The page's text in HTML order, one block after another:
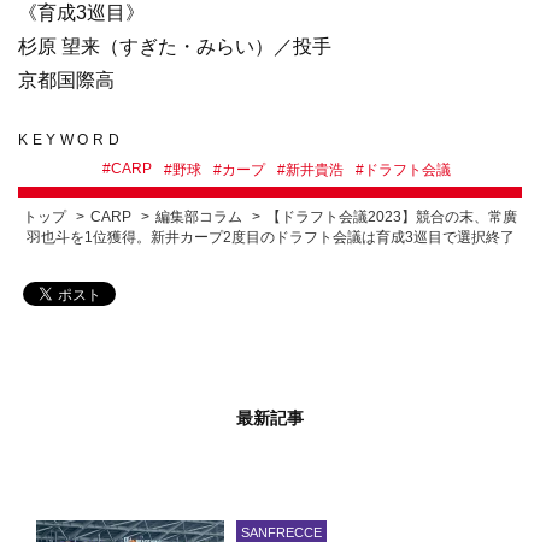
《育成3巡目》
杉原 望来（すぎた・みらい）／投手
京都国際高
KEYWORD
#CARP #野球 #カープ #新井貴浩 #ドラフト会議
トップ CARP 編集部コラム
【ドラフト会議2023】競合の末、常廣
羽也斗を1位獲得。新井カープ2度目のドラフト会議は育成3巡目で選択終了
最新記事
SANFRECCE